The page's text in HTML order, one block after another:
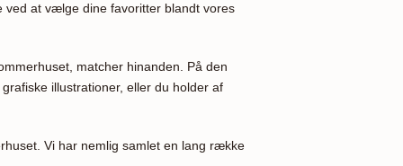
ved at vælge dine favoritter blandt vores
matcher hinanden. På den
illustrationer, eller du holder af
Vi har nemlig samlet en lang række